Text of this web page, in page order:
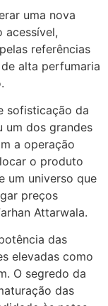
uma nova
acessível,
referências
alta perfumaria
sofisticação da
um dos grandes
a operação
o produto
um universo que
preços
Attarwala.
das
elevadas como
O segredo da
das